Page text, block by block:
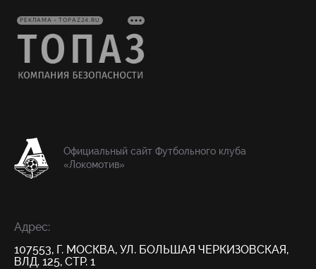
РЕКЛАМА • TOPAZ24.RU
Официальный сайт Футбольного клуба
«Локомотив»
Адрес:
107553, Г. МОСКВА, УЛ. БОЛЬШАЯ ЧЕРКИЗОВСКАЯ,
ВЛД. 125, СТР. 1